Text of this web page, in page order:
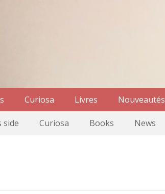
Curiosa Livres Nouveautés
side Curiosa Books News